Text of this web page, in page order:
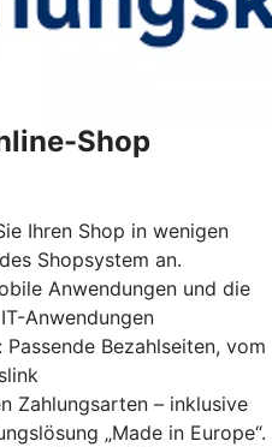
Shop
Ihren Shop in wenigen
Shopsystem an.
Anwendungen und die
Anwendungen
Bezahlseiten, vom
Zahlungsarten – inklusive
„Made in Europe“.